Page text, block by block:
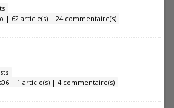
| 62 article(s) | 24 commentaire(s)
| 1 article(s) | 4 commentaire(s)